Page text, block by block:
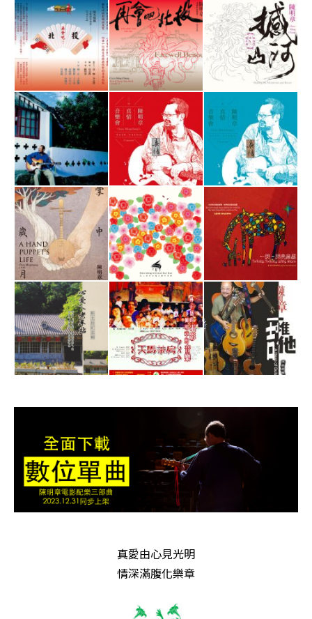
真愛由心見光明
情深滿腹化樂章